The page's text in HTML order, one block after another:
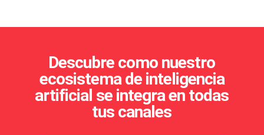
Descubre como nuestro
ecosistema de inteligencia
artificial se integra en todas
tus canales